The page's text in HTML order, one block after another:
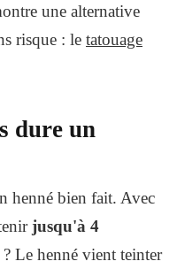
une alternative
risque : le tatouage
dure un
henné bien fait. Avec
jusqu'à 4
Le henné vient teinter